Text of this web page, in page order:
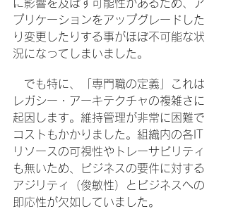
に影響を及ぼす可能性があるため、ア
プリケーションをアップグレードした
り変更したりする事がほぼ不可能な状
況になってしまいました。
でも特に、「専門職の定義」これは
レガシー・アーキテクチャの複雑さに
起因します。維持管理が非常に困難で
コストもかかりました。組織内の各IT
リソースの可視性やトレーサビリティ
も無いため、ビジネスの要件に対する
アジリティ（俊敏性）とビジネスへの
即応性が欠如していました。